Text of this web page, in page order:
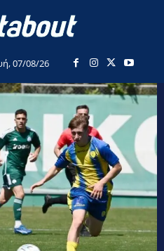
07/08/26